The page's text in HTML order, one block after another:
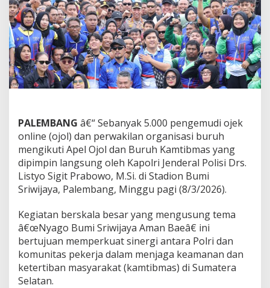
0
0
0
O
j
o
l
d
a
u
u
d
i
P
l
e
m
b
a
n
PALEMBANG â€“ Sebanyak 5.000 pengemudi ojek
online (ojol) dan perwakilan organisasi buruh
mengikuti Apel Ojol dan Buruh Kamtibmas yang
dipimpin langsung oleh Kapolri Jenderal Polisi Drs.
Listyo Sigit Prabowo, M.Si. di Stadion Bumi
Sriwijaya, Palembang, Minggu pagi (8/3/2026).
Kegiatan berskala besar yang mengusung tema
â€œNyago Bumi Sriwijaya Aman Baeâ€ ini
bertujuan memperkuat sinergi antara Polri dan
komunitas pekerja dalam menjaga keamanan dan
ketertiban masyarakat (kamtibmas) di Sumatera
Selatan.